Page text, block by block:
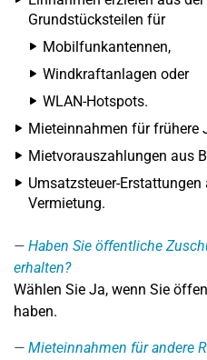
Grundstücksteilen für
Mobilfunkantennen,
Windkraftanlagen oder
WLAN-Hotspots.
Mieteinnahmen für frühere
Mietvorauszahlungen aus
Umsatzsteuer-
Vermietung.
Haben Sie öffentliche
erhalten?
Wählen Sie Ja, wenn Sie
haben.
Mieteinnahmen für andere